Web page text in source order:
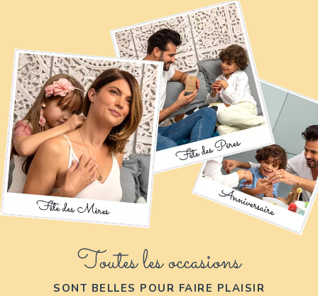
Toutes les occasions
SONT BELLES POUR FAIRE PLAISIR